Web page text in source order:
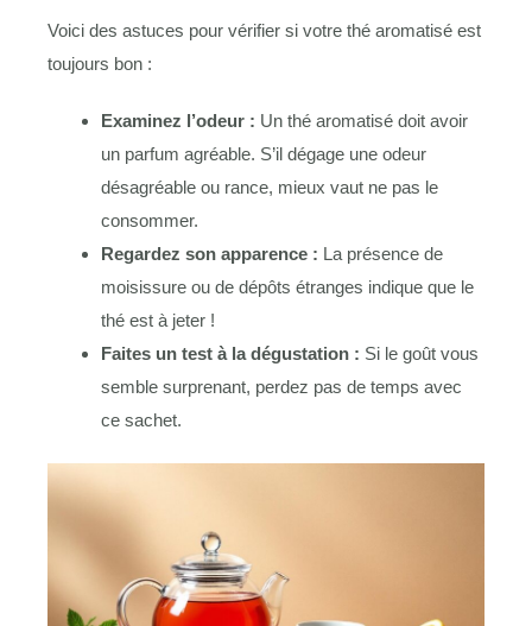
Voici des astuces pour vérifier si votre thé aromatisé est
toujours bon :
Examinez l’odeur : Un thé aromatisé doit avoir
un parfum agréable. S’il dégage une odeur
désagréable ou rance, mieux vaut ne pas le
consommer.
Regardez son apparence : La présence de
moisissure ou de dépôts étranges indique que le
thé est à jeter !
Faites un test à la dégustation : Si le goût vous
semble surprenant, perdez pas de temps avec
ce sachet.